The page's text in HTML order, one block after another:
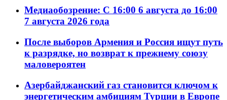
Медиаобозрение: С 16:00 6 августа до 16:00
7 августа 2026 года
После выборов Армения и Россия ищут путь
к разрядке, но возврат к прежнему союзу
маловероятен
Азербайджанский газ становится ключом к
энергетическим амбициям Турции в Европе